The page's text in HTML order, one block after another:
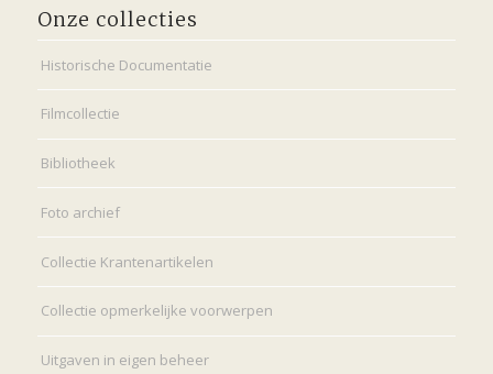
Onze collecties
Historische Documentatie
Filmcollectie
Bibliotheek
Foto archief
Collectie Krantenartikelen
Collectie opmerkelijke voorwerpen
Uitgaven in eigen beheer